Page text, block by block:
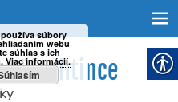
Plachtince
súbory
webu
súhlas s ich
Viac informácií.